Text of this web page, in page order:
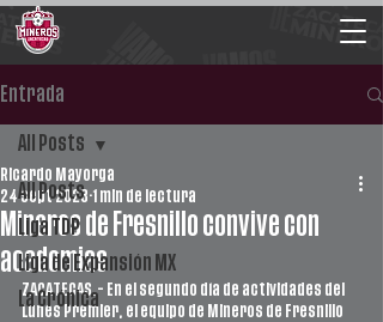
Entrada
All Posts
Liga TDP
Liga de Expansión MX
La Crónica
All Posts
Mineros de Fresnillo convive con
academias
Ricardo Mayorga
24 sept 2023 1 min de lectura
ZACATECAS.- En el segundo día de actividades del
Lunes Premier, el equipo de Mineros de Fresnillo